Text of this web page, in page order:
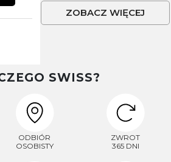
ZOBACZ WIĘCEJ
SWISS?
ODBIÓR
OSOBISTY
ZWROT
365 DNI